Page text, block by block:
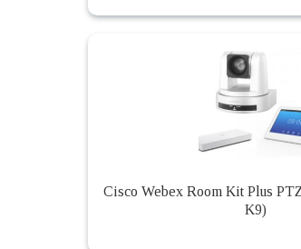
Cisco Webex Room Kit Plus
K9)